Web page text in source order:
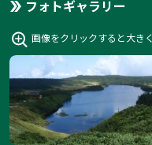
フォトギャラリー
画像をクリックすると大き